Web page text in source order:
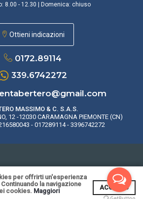
8.00 - 12.30 | Domenica: chiuso
Ottieni indicazioni
0172.89114
339.6742272
MASSIMO & C. S.A.S.
12 -12030 CARAMAGNA PIEMONTE (CN)
- 017289114 - 3396742272
| Realizzato da
Web|Area Riservata
per offrirti un'esperienza
la navigazione
cookies. Maggiori
ACCETTO